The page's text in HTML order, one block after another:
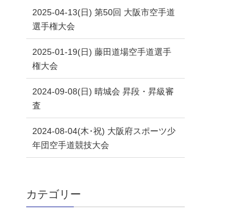
2025-04-13(日) 第50回 大阪市空手道
選手権大会
2025-01-19(日) 藤田道場空手道選手
権大会
2024-09-08(日) 晴城会 昇段・昇級審
査
2024-08-04(木･祝) 大阪府スポーツ少
年団空手道競技大会
カテゴリー